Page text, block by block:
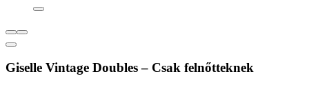
Giselle Vintage Doubles – Csak felnőtteknek